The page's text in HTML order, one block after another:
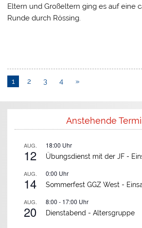
Eltern und Großeltern ging es auf eine
Runde durch Rössing.
1 2 3 4 »
Anstehende
AUG.
12
18:00 Uhr
Übungsdienst mit der JF -
AUG.
14
0:00 Uhr
Sommerfest GGZ West -
AUG.
20
8:00 - 17:00 Uhr
Dienstabend -Altersgruppe